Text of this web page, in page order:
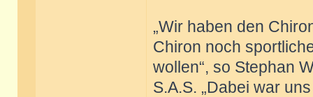
„Wir haben den
Chiron noch
wollen“, so Stephan
S.A.S. „Dabei war